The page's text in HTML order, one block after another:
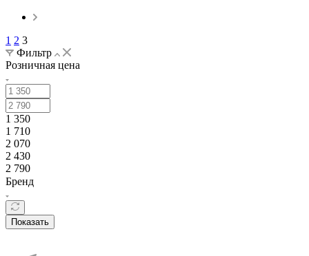
1 2 3
Фильтр
Розничная цена
1 350
1 710
2 070
2 430
2 790
Бренд
Показать